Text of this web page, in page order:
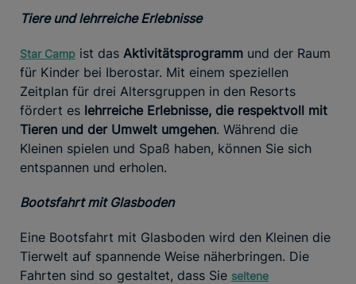
Tiere und lehrreiche Erlebnisse
Star Camp ist das Aktivitätsprogramm und der Raum
für Kinder bei Iberostar. Mit einem speziellen
Zeitplan für drei Altersgruppen in den Resorts
fördert es lehrreiche Erlebnisse, die respektvoll mit
Tieren und der Umwelt umgehen. Während die
Kleinen spielen und Spaß haben, können Sie sich
entspannen und erholen.
Bootsfahrt mit Glasboden
Eine Bootsfahrt mit Glasboden wird den Kleinen die
Tierwelt auf spannende Weise näherbringen. Die
Fahrten sind so gestaltet, dass Sie seltene